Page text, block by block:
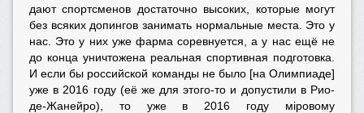
дают спортсменов достаточно высоких, которые могут
без всяких допингов занимать нормальные места. Это у
нас. Это у них уже фарма соревнуется, а у нас ещё не
до конца уничтожена реальная спортивная подготовка.
И если бы российской команды не было [на Олимпиаде]
уже в 2016 году (её же для этого-то и допустили в Рио-
де-Жанейро), то уже в 2016 году мiровому